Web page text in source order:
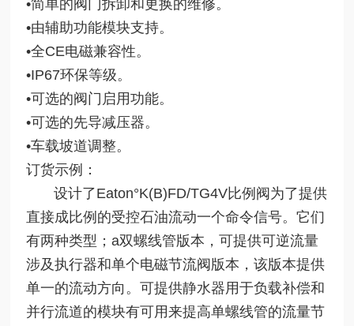
•简单的阀门拆卸和更换的维修。
•由辅助功能模块支持。
•全CE电磁兼容性。
•IP67环保等级。
•可选的阀门启用功能。
•可选的先导减压器。
•车载坡道调整。
订货示例：
设计了Eaton°K(B)FD/TG4V比例阀为了提供
直接成比例的受控石油流动一个命令信号。它们
有两种类型；a双螺线管版本，可提供可逆流量
涉及执行器和单个电磁节流阀版本，该版本提供
单一的流动方向。可提供静水器用于负载补偿和
并行流道的模块有可用来提高单螺线管的流量节